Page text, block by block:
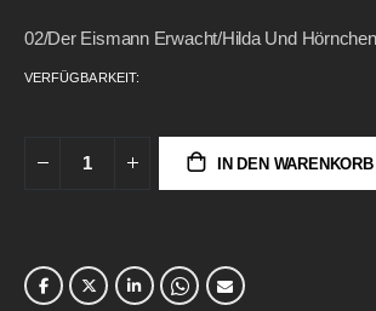
02/Der Eismann Erwacht/Hilda Und
VERFÜGBARKEIT:
IN DEN WARENKORB